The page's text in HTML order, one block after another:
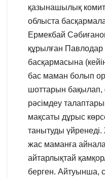
қазынашылық
облыста
Ермекбай
құрылған
басқармасына
бас маман болып
шоттарын бақылап,
рәсімдеу
мақсаты дұрыс
танытуды
жас маманға
айтарлықтай
берген. Айтуынша,